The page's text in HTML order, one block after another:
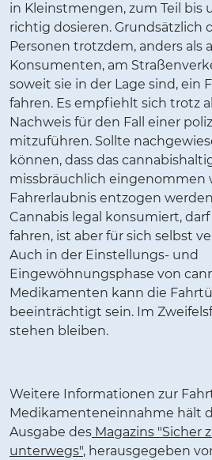
in Kleinstmengen, zum Teil bis
richtig dosieren. Grundsätzlich
Personen trotzdem, anders als
Konsumenten, am
soweit sie in der Lage sind, ein
fahren. Es empfiehlt sich trotz
Nachweis für den Fall einer
mitzuführen. Sollte
können, dass das
missbräuchlich eingenommen
Fahrerlaubnis entzogen
Cannabis legal konsumiert,
fahren, ist aber für sich selbst
Auch in der Einstellungs- und
Eingewöhnungsphase von
Medikamenten kann die
beeinträchtigt sein. Im
stehen bleiben.
Weitere Informationen zur
Medikamenteneinnahme hält
Ausgabe des Magazins "Sicher
unterwegs", herausgegeben